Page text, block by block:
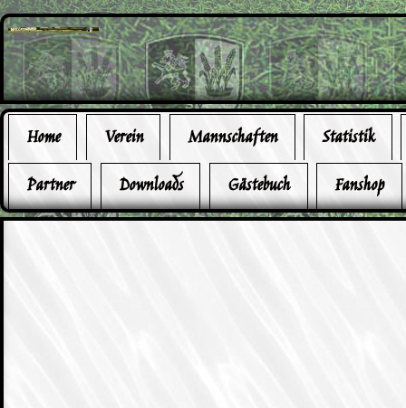
Home Verein Mannschaften
Statistik
Partner
Downloads Gästebuch Fanshop